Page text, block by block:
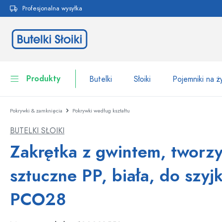
Przejdź do głównej nawigacji
Profesjonalna wysyłka
Produkty Butelki Słoiki Pojemniki na
Butelki
Pojemniki na żywność
Naczynia
Butelki WECK
Butelki według funkcji
Pokrywki & zamknięcia Pokrywki według kształtu
BUTELKI SŁOIKI
Zakrętka z gwintem,
sztuczne PP, biała, do
PCO28